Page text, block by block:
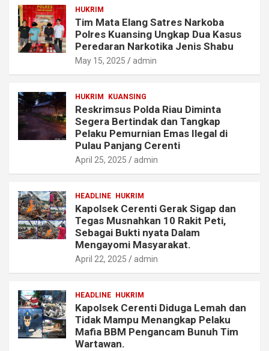
HUKRIM
Tim Mata Elang Satres Narkoba
Polres Kuansing Ungkap Dua Kasus
Peredaran Narkotika Jenis Shabu
May 15, 2025 admin
HUKRIM KUANSING
Reskrimsus Polda Riau Diminta
Segera Bertindak dan Tangkap
Pelaku Pemurnian Emas Ilegal di
Pulau Panjang Cerenti
April 25, 2025 admin
HEADLINE HUKRIM
Kapolsek Cerenti Gerak Sigap dan
Tegas Musnahkan 10 Rakit Peti,
Sebagai Bukti nyata Dalam
Mengayomi Masyarakat.
April 22, 2025 admin
HEADLINE HUKRIM
Kapolsek Cerenti Diduga Lemah dan
Tidak Mampu Menangkap Pelaku
Mafia BBM Pengancam Bunuh Tim
Wartawan.